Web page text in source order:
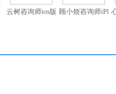
云树咨询师ios版 顾小烦咨询师